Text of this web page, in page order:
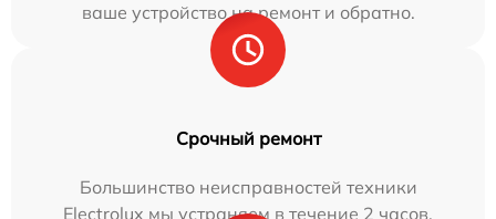
ваше устройство на ремонт и обратно.
Срочный ремонт
Большинство неисправностей техники
Electrolux мы устраняем в течение 2 часов.